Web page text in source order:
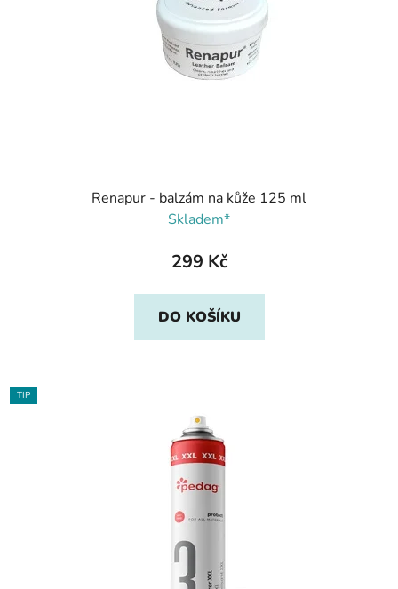
Renapur - balzám na kůže 125 ml
Skladem*
299 Kč
DO KOŠÍKU
TIP